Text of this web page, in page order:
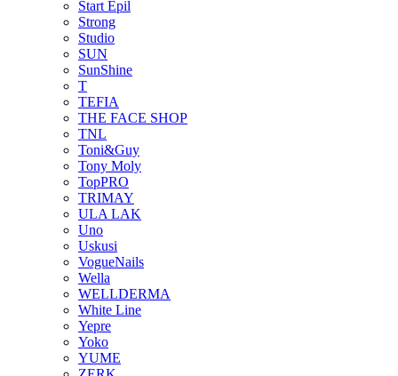
Start Epil
Strong
Studio
SUN
SunShine
T
TEFIA
THE FACE SHOP
TNL
Toni&Guy
Tony Moly
TopPRO
TRIMAY
ULA LAK
Uno
Uskusi
VogueNails
Wella
WELLDERMA
White Line
Yepre
Yoko
YUME